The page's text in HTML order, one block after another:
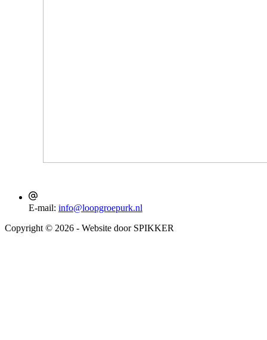
E-mail: info@loopgroepurk.nl
Copyright © 2026 - Website door SPIKKER